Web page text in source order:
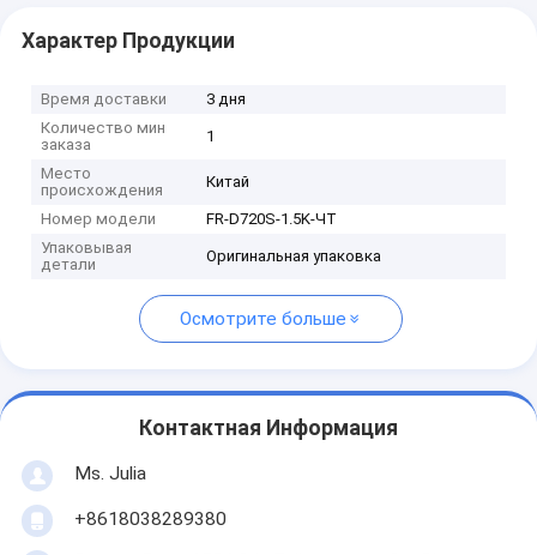
Характер Продукции
Время доставки
3 дня
Количество мин
заказа
1
Место
происхождения
Китай
Номер модели
FR-D720S-1.5K-ЧТ
Упаковывая
детали
Оригинальная упаковка
Осмотрите больше
Контактная Информация
Ms. Julia
+8618038289380